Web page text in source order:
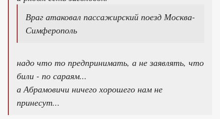
Враг атаковал пассажирский поезд Москва-
Симферополь
надо что то предпринимать, а не заявлять, что
били - по сараям...
а Абрамовичи ничего хорошего нам не
принесут...